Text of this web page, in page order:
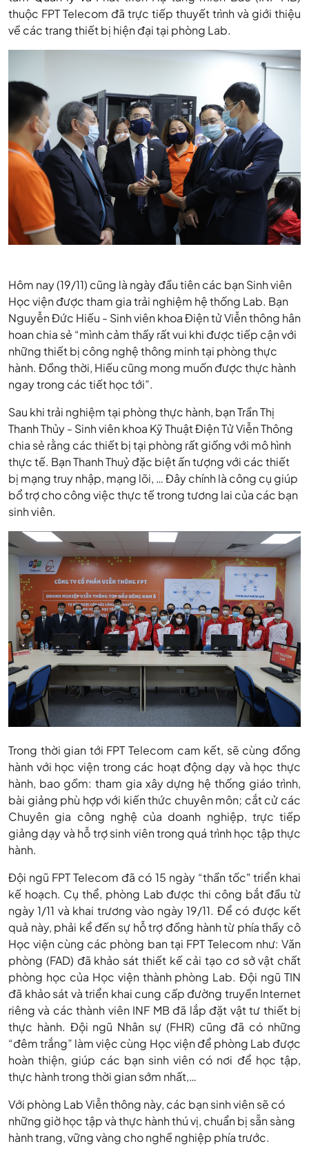
thuộc FPT Telecom đã trực tiếp thuyết trình và giới thiệu
về các trang thiết bị hiện đại tại phòng Lab.
Hôm nay (19/11) cũng là ngày đầu tiên các bạn Sinh viên
Học viện được tham gia trải nghiệm hệ thống Lab. Bạn
Nguyễn Đức Hiếu - Sinh viên khoa Điện tử Viễn thông hân
hoan chia sẻ “mình cảm thấy rất vui khi được tiếp cận với
những thiết bị công nghệ thông minh tại phòng thực
hành. Đồng thời, Hiếu cũng mong muốn được thực hành
ngay trong các tiết học tới”.
Sau khi trải nghiệm tại phòng thực hành, bạn Trần Thị
Thanh Thủy - Sinh viên khoa Kỹ Thuật Điện Tử Viễn Thông
chia sẻ rằng các thiết bị tại phòng rất giống với mô hình
thực tế. Bạn Thanh Thuỷ đặc biệt ấn tượng với các thiết
bị mạng truy nhập, mạng lõi, … Đây chính là công cụ giúp
bổ trợ cho công việc thực tế trong tương lai của các bạn
sinh viên.
Trong thời gian tới FPT Telecom cam kết, sẽ cùng đồng
hành với học viện trong các hoạt động dạy và học thực
hành, bao gồm: tham gia xây dựng hệ thống giáo trình,
bài giảng phù hợp với kiến thức chuyên môn; cắt cử các
Chuyên gia công nghệ của doanh nghiệp, trực tiếp
giảng dạy và hỗ trợ sinh viên trong quá trình học tập thực
hành.
Đội ngũ FPT Telecom đã có 15 ngày “thần tốc" triển khai
kế hoạch. Cụ thể, phòng Lab được thi công bắt đầu từ
ngày 1/11 và khai trương vào ngày 19/11. Để có được kết
quả này, phải kể đến sự hỗ trợ đồng hành từ phía thầy cô
Học viện cùng các phòng ban tại FPT Telecom như: Văn
phòng (FAD) đã khảo sát thiết kế cải tạo cơ sở vật chất
phòng học của Học viện thành phòng Lab. Đội ngũ TIN
đã khảo sát và triển khai cung cấp đường truyền Internet
riêng và các thành viên INF MB đã lắp đặt vật tư thiết bị
thực hành. Đội ngũ Nhân sự (FHR) cũng đã có những
“đêm trắng” làm việc cùng Học viện để phòng Lab được
hoàn thiện, giúp các bạn sinh viên có nơi để học tập,
thực hành trong thời gian sớm nhất,…
Với phòng Lab Viễn thông này, các bạn sinh viên sẽ có
những giờ học tập và thực hành thú vị, chuẩn bị sẵn sàng
hành trang, vững vàng cho nghề nghiệp phía trước.